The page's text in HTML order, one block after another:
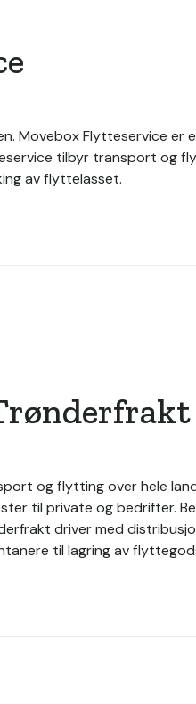
Movebox Flytteservice er
tilbyr transport og
av flyttelasset.
og flytting over hele
til private og bedrifter.
driver med
til lagring av